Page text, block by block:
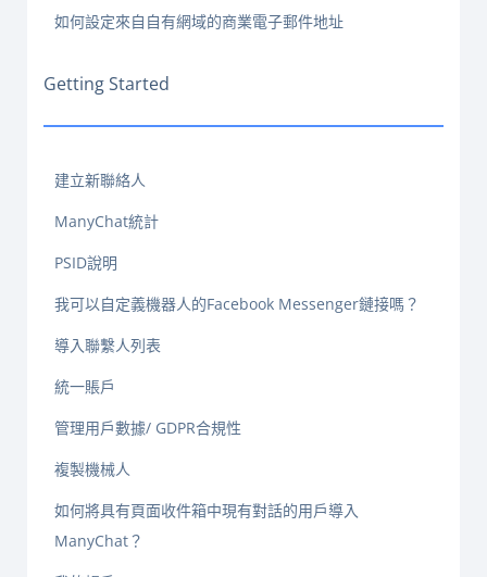
如何設定來自自有網域的商業電子郵件地址
Getting Started
建立新聯絡人
ManyChat統計
PSID說明
我可以自定義機器人的Facebook Messenger鏈接嗎？
導入聯繫人列表
統一賬戶
管理用戶數據/ GDPR合規性
複製機械人
如何將具有頁面收件箱中現有對話的用戶導入
ManyChat？